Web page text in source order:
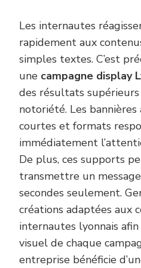
Les internautes
rapidement aux
simples textes. C’est
une campagne display
des résultats
notoriété. Les bannières
courtes et formats
immédiatement
De plus, ces supports
transmettre un
secondes seulement.
créations adaptées aux
internautes lyonnais
visuel de chaque
entreprise bénéficie